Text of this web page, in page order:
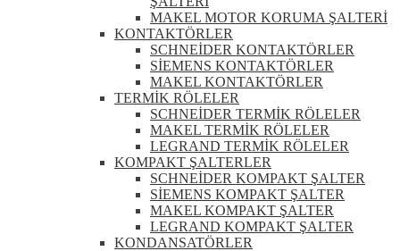
MAKEL MOTOR KORUMA ŞALTERİ
KONTAKTÖRLER
SCHNEİDER KONTAKTÖRLER
SİEMENS KONTAKTÖRLER
MAKEL KONTAKTÖRLER
TERMİK RÖLELER
SCHNEİDER TERMİK RÖLELER
MAKEL TERMİK RÖLELER
LEGRAND TERMİK RÖLELER
KOMPAKT ŞALTERLER
SCHNEİDER KOMPAKT ŞALTER
SİEMENS KOMPAKT ŞALTER
MAKEL KOMPAKT ŞALTER
LEGRAND KOMPAKT ŞALTER
KONDANSATÖRLER